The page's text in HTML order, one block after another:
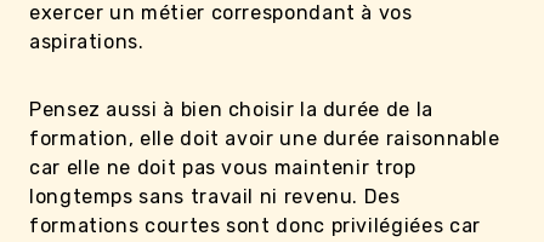
exercer un métier correspondant à vos
aspirations.
Pensez aussi à bien choisir la durée de la
formation, elle doit avoir une durée raisonnable
car elle ne doit pas vous maintenir trop
longtemps sans travail ni revenu. Des
formations courtes sont donc privilégiées car